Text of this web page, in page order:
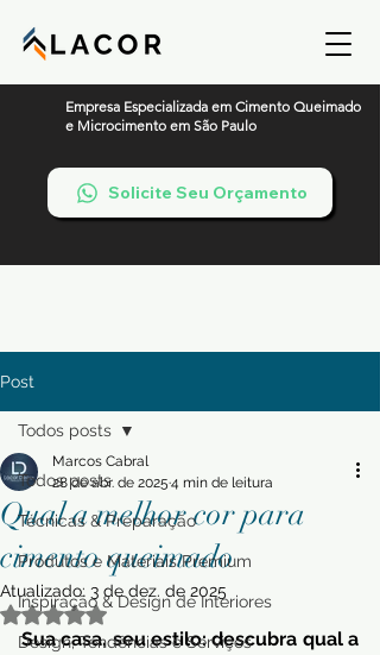
Empresa Especializada em Cimento Queimado
e Microcimento em São Paulo
Solicite Seu Orçamento
Post
Todos posts
Técnicas & Preparação
Produtos e Materiais Premium
Inspiração & Design de Interiores
Design, Tendências e Serviços
Todos posts
Qual a melhor cor para
cimento queimado
Marcos Cabral
28 de abr. de 2025 4 min de leitura
Atualizado: 3 de dez. de 2025
Avaliado com NaN de 5 estrelas.
Sua casa, seu estilo: descubra qual a